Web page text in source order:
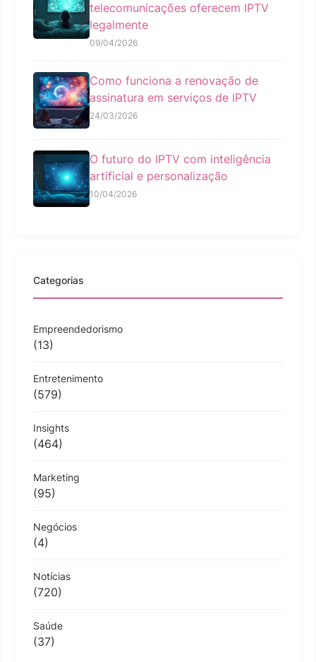
telecomunicações oferecem IPTV
legalmente
09/04/2026
Como funciona a renovação de
assinatura em serviços de IPTV
24/03/2026
O futuro do IPTV com inteligência
artificial e personalização
10/04/2026
Categorias
Empreendedorismo
(13)
Entretenimento
(579)
Insights
(464)
Marketing
(95)
Negócios
(4)
Notícias
(720)
Saúde
(37)